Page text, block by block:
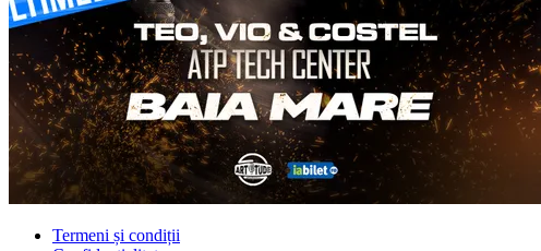
Termeni și condiții